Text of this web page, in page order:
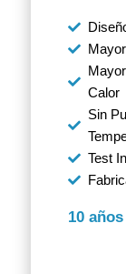
Calor
Sin
Test
10